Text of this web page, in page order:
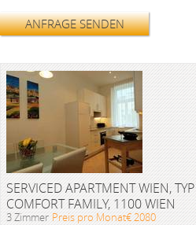
ANFRAGE SENDEN
SERVICED APARTMENT WIEN, TYP
COMFORT FAMILY, 1100 WIEN
3 Zimmer Preis pro Monat€ 2080